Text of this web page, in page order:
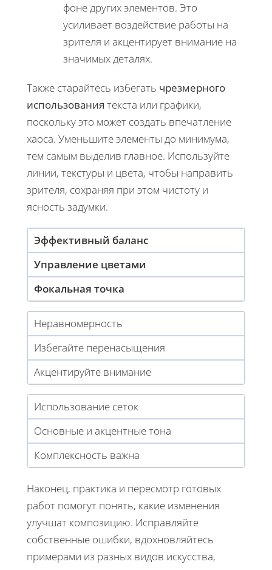
фоне других элементов. Это
усиливает воздействие работы на
зрителя и акцентирует внимание на
значимых деталях.
Также старайтесь избегать чрезмерного
использования текста или графики,
поскольку это может создать впечатление
хаоса. Уменьшите элементы до минимума,
тем самым выделив главное. Используйте
линии, текстуры и цвета, чтобы направить
зрителя, сохраняя при этом чистоту и
ясность задумки.
Эффективный баланс
Управление цветами
Фокальная точка
Неравномерность
Избегайте перенасыщения
Акцентируйте внимание
Использование сеток
Основные и акцентные тона
Комплексность важна
Наконец, практика и пересмотр готовых
работ помогут понять, какие изменения
улучшат композицию. Исправляйте
собственные ошибки, вдохновляйтесь
примерами из разных видов искусства,